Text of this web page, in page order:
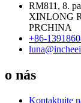
RM811, 8.
XINLONG
PRCHINA
+86-
o nás
Kontaktujte